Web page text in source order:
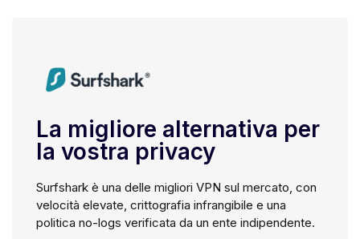
La migliore alternativa per
la vostra privacy
Surfshark è una delle migliori VPN sul mercato, con
velocità elevate, crittografia infrangibile e una
politica no-logs verificata da un ente indipendente.